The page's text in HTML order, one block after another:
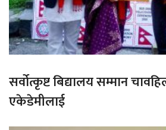
सर्वोत्कृष्ट बिद्यालय सम्मान
एकेडेमीलाई